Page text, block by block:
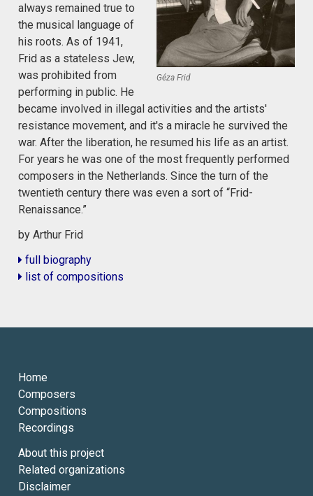
Géza Frid
always remained true to
the musical language of
his roots. As of 1941,
Frid as a stateless Jew,
was prohibited from
performing in public. He
became involved in illegal activities and the artists'
resistance movement, and it's a miracle he survived the
war. After the liberation, he resumed his life as an artist.
For years he was one of the most frequently performed
composers in the Netherlands. Since the turn of the
twentieth century there was even a sort of “Frid-
Renaissance.”
by Arthur Frid
full biography
list of compositions
Home
Composers
Compositions
Recordings
About this project
Related organizations
Disclaimer